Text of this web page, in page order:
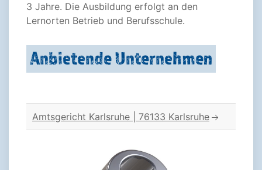
3 Jahre. Die Ausbildung erfolgt an den
Lernorten Betrieb und Berufsschule.
Anbietende Unternehmen
Amtsgericht Karlsruhe | 76133 Karlsruhe